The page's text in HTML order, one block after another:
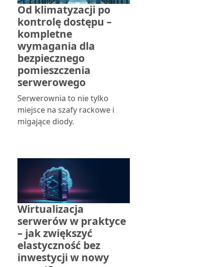
Od klimatyzacji po
kontrolę dostępu –
kompletne
wymagania dla
bezpiecznego
pomieszczenia
serwerowego
Serwerownia to nie tylko
miejsce na szafy rackowe i
migające diody.
Wirtualizacja
serwerów w praktyce
– jak zwiększyć
elastyczność bez
inwestycji w nowy